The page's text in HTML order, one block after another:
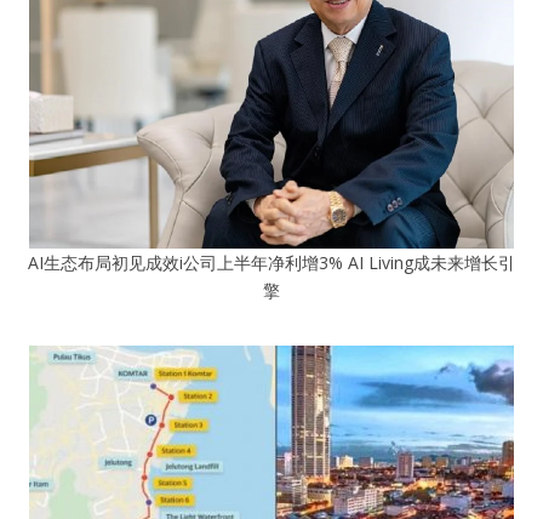
AI生态布局初见成效i公司上半年净利增3% AI Living成未来增长引
擎